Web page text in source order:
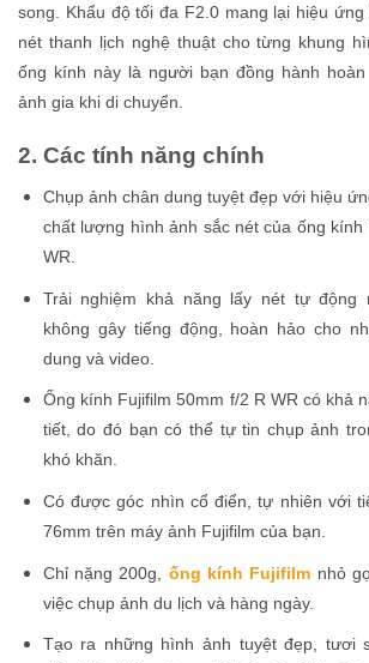
song. Khẩu độ tối đa F2.0 mang lại hiệu
nét thanh lịch nghệ thuật cho từng khung
ống kính này là người bạn đồng hành
ảnh gia khi di chuyển.
2. Các tính năng chính
Chụp ảnh chân dung tuyệt đẹp với hiệu
chất lượng hình ảnh sắc nét của ống kính
WR.
Trải nghiệm khả năng lấy nét tự động
không gây tiếng động, hoàn hảo cho
dung và video.
Ống kính Fujifilm 50mm f/2 R WR có khả
tiết, do đó bạn có thể tự tin chụp ảnh
khó khăn.
Có được góc nhìn cổ điển, tự nhiên với
76mm trên máy ảnh Fujifilm của bạn.
Chỉ nặng 200g, ống kính Fujifilm nhỏ
việc chụp ảnh du lịch và hàng ngày.
Tạo ra những hình ảnh tuyệt đẹp, tươi